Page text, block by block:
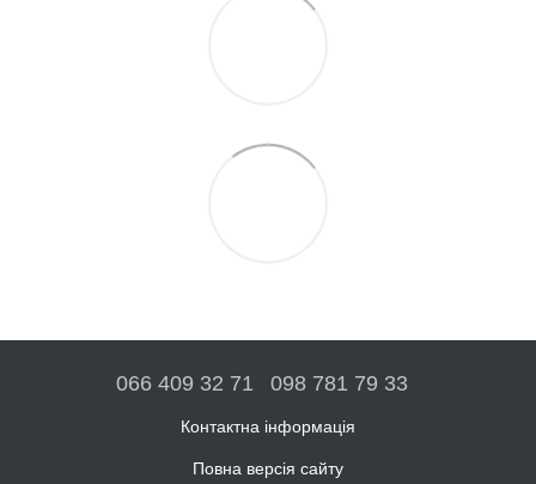
066 409 32 71 098 781 79 33
Контактна інформація
Повна версія сайту